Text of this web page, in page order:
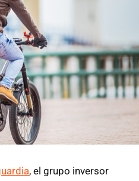
, el grupo inversor